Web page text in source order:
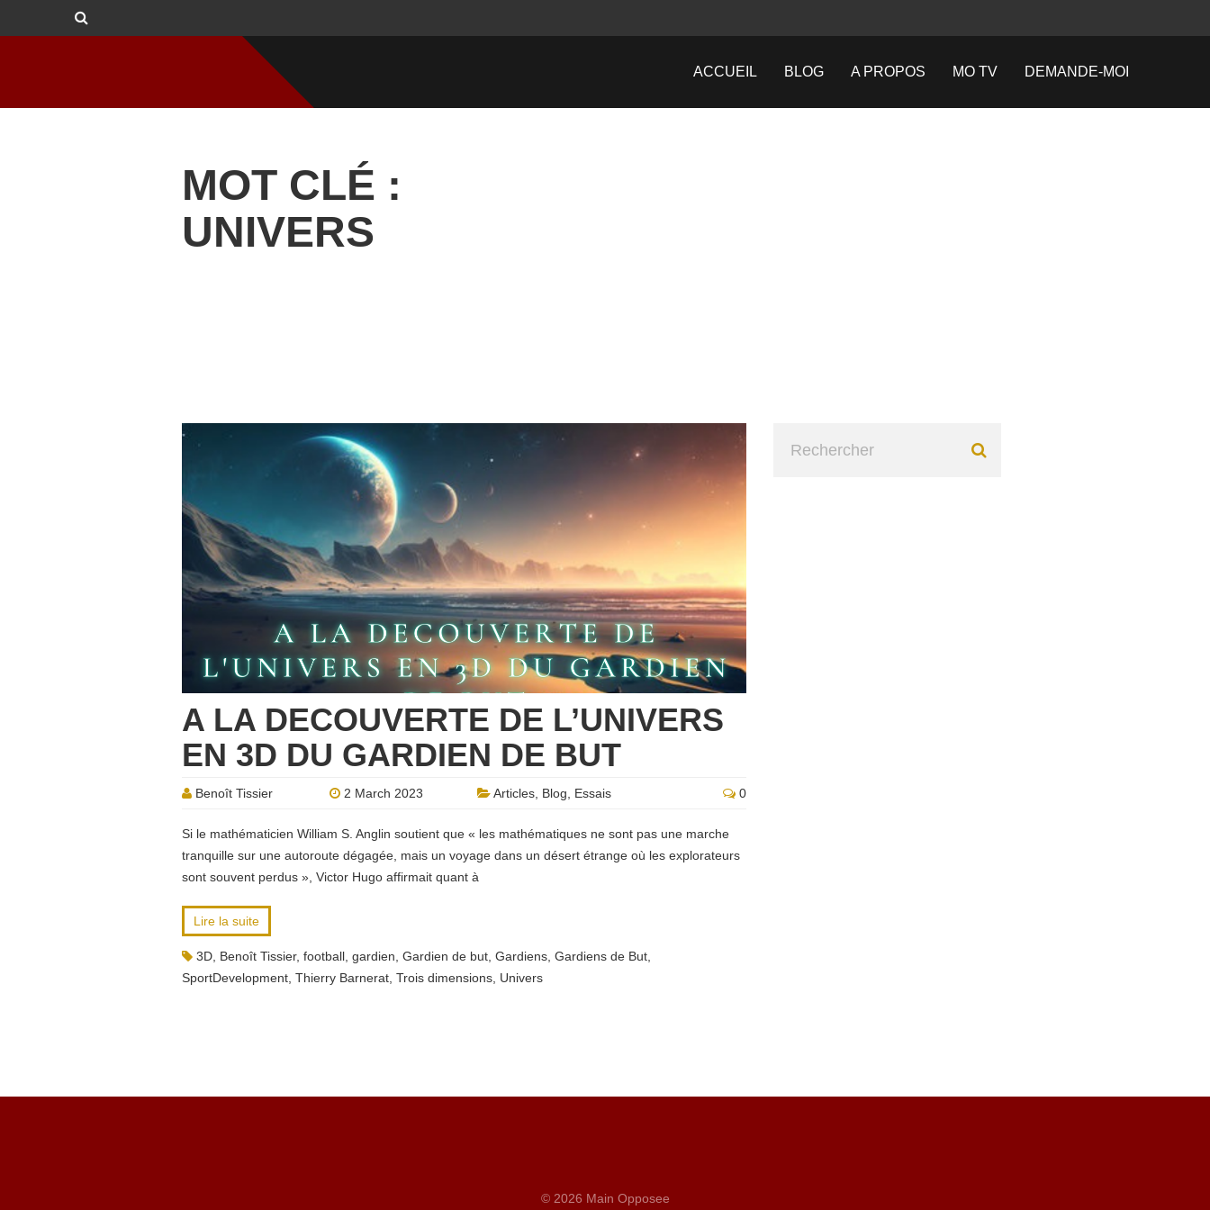
ACCUEIL BLOG A PROPOS MO TV DEMANDE-MOI
MOT CLÉ :
UNIVERS
A LA DECOUVERTE DE L’UNIVERS
EN 3D DU GARDIEN DE BUT
Benoît Tissier 2 March 2023 Articles Blog Essais 0
Si le mathématicien William S. Anglin soutient que « les mathématiques ne sont pas une marche
tranquille sur une autoroute dégagée, mais un voyage dans un désert étrange où les explorateurs
sont souvent perdus », Victor Hugo affirmait quant à
Lire la suite
3D Benoît Tissier, football gardien Gardien de but Gardiens Gardiens de But
SportDevelopment Thierry Barnerat Trois dimensions Univers
© 2026 Main Opposee